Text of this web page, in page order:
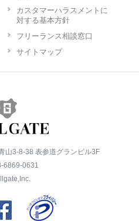
カスタマーハラスメントに
対する基本方針
フリーランス相談窓口
サイトマップ
山3-8-38 表参道グランビル3F
6869-0631